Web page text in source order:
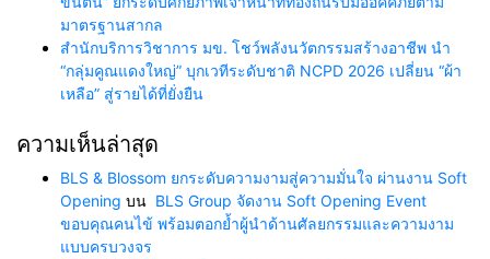
มาตรฐานสากล
สำนักบริการวิชาการ มข. โชว์พลังนวัตกรรมสร้างอาชีพ นำ
“กลุ่มคูณแดงใหญ่” บุกเวทีระดับชาติ NCPD 2026 เปลี่ยน “ผ้า
เหลือ” สู่รายได้ที่ยั่งยืน
ความเห็นล่าสุด
BLS & Blossom ยกระดับความงามสู่ความมั่นใจ ผ่านงาน Soft
Opening บน BLS Group จัดงาน Soft Opening Event
ขอบคุณคนไข้ พร้อมตอกย้ำผู้นำด้านศัลยกรรมและความงาม
แบบครบวงจร